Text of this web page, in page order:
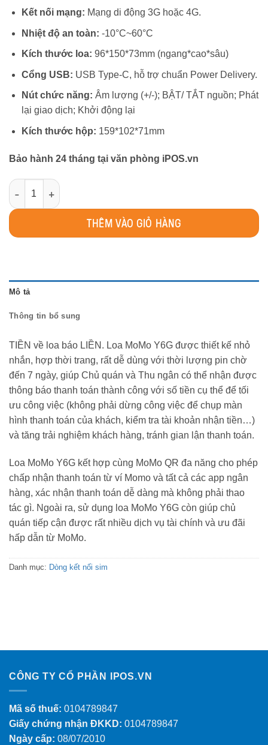
Kết nối mạng: Mạng di động 3G hoặc 4G.
Nhiệt độ an toàn: -10°C~60°C
Kích thước loa: 96*150*73mm (ngang*cao*sâu)
Cổng USB: USB Type-C, hỗ trợ chuẩn Power Delivery.
Nút chức năng: Âm lượng (+/-); BẬT/ TẮT nguồn; Phát
lại giao dịch; Khởi động lại
Kích thước hộp: 159*102*71mm
Bảo hành 24 tháng tại văn phòng iPOS.vn
Loa thông báo chuyển khoản Y6G (bản
THÊM VÀO GIỎ HÀNG
Mô tả
Thông tin bổ sung
TIỀN về loa báo LIỀN. Loa MoMo Y6G được thiết kế nhỏ
nhắn, hợp thời trang, rất dễ dùng với thời lượng pin chờ
đến 7 ngày, giúp Chủ quán và Thu ngân có thể nhận được
thông báo thanh toán thành công với số tiền cụ thể để tối
ưu công việc (không phải dừng công việc để chụp màn
hình thanh toán của khách, kiểm tra tài khoản nhận tiền…)
và tăng trải nghiệm khách hàng, tránh gian lận thanh toán.
Loa MoMo Y6G kết hợp cùng MoMo QR đa năng cho phép
chấp nhận thanh toán từ ví Momo và tất cả các app ngân
hàng, xác nhận thanh toán dễ dàng mà không phải thao
tác gì. Ngoài ra, sử dụng loa MoMo Y6G còn giúp chủ
quán tiếp cận được rất nhiều dịch vụ tài chính và ưu đãi
hấp dẫn từ MoMo.
Danh mục: Dòng kết nối sim
CÔNG TY CỔ PHẦN IPOS.VN
Mã số thuế: 0104789847
Giấy chứng nhận ĐKKD: 0104789847
Ngày cấp: 08/07/2010